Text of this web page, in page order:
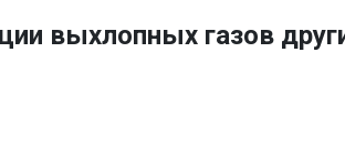
выхлопных газов